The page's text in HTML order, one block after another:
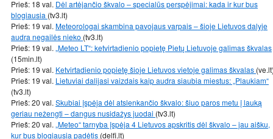
Prieš: 18 val. Dėl artėjančio škvalo – specialūs perspėjimai: kada ir kur bus
blogiausia (tv3.lt)
Prieš: 19 val. Meteorologai skambina pavojaus varpais – šioje Lietuvos dalyje
audra negailės nieko (tv3.lt)
Prieš: 19 val. „Meteo LT“: ketvirtadienio popietę Pietų Lietuvoje galimas škvalas
(15min.lt)
Prieš: 19 val. Ketvirtadienio popietę šioje Lietuvos vietoje galimas škvalas
Prieš: 19 val. Lietuviai dalijasi vaizdais kaip audra siaubia miestus: „Plaukiam“
(tv3.lt)
Prieš: 20 val. Skubiai įspėja dėl atslenkančio škvalo: šiuo paros metu į lauką
geriau nežengti – dangus nusidažys juodai (tv3.lt)
Prieš: 20 val. „Meteo“ tarnyba įspėja 4 Lietuvos apskritis dėl škvalo – jau aišku,
kur bus blogiausia padėtis (delfi.lt)